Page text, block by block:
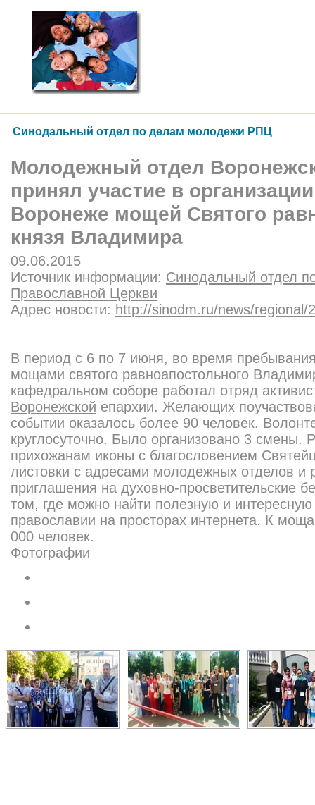
Синодальный отдел по делам молодежи РПЦ
Молодежный отдел
принял участие в
Воронеже мощей Святого
князя Владимира
09.06.2015
Источник информации: Синодальный отдел
Православной Церкви
Адрес новости: http://sinodm.ru/news/regional/
В период с 6 по 7 июня, во время
мощами святого равноапостольного
кафедральном соборе работал отряд
Воронежской епархии. Желающих
событии оказалось более 90 человек.
круглосуточно. Было организовано 3 смены.
прихожанам иконы с благословением
листовки с адресами молодежных отделов и
приглашения на духовно-просветительские
том, где можно найти полезную и
православии на просторах интернета. К
000 человек.
Фотографии